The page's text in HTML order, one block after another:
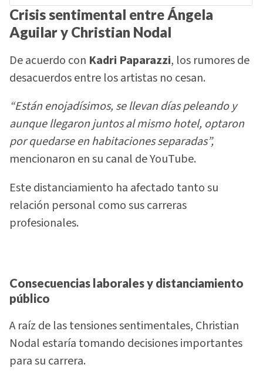
Crisis sentimental entre Ángela
Aguilar y Christian Nodal
De acuerdo con Kadri Paparazzi, los rumores de
desacuerdos entre los artistas no cesan.
“Están enojadísimos, se llevan días peleando y
aunque llegaron juntos al mismo hotel, optaron
por quedarse en habitaciones separadas”,
mencionaron en su canal de YouTube.
Este distanciamiento ha afectado tanto su
relación personal como sus carreras
profesionales.
Consecuencias laborales y distanciamiento
público
A raíz de las tensiones sentimentales, Christian
Nodal estaría tomando decisiones importantes
para su carrera.